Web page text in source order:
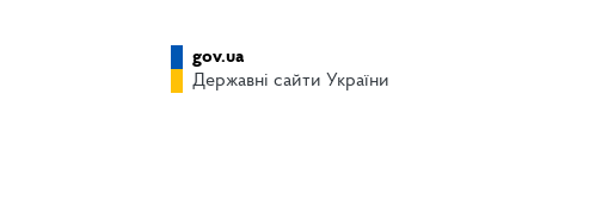
gov.ua
Державні сайти України